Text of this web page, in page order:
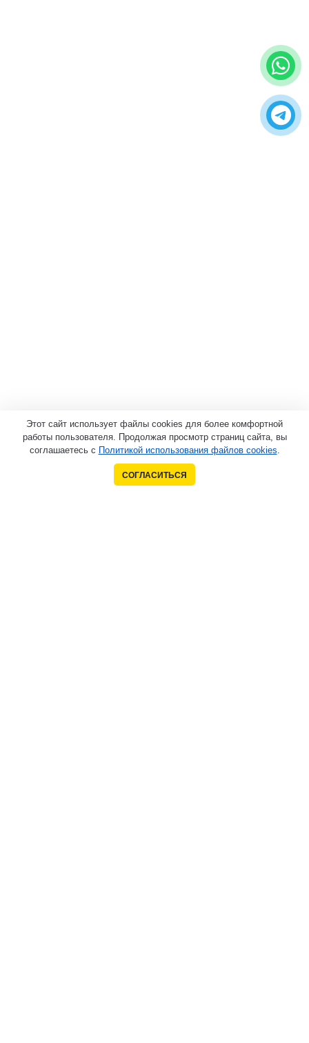
Этот сайт использует файлы cookies для более комфортной
работы пользователя. Продолжая просмотр страниц сайта, вы
соглашаетесь с Политикой использования файлов cookies.
СОГЛАСИТЬСЯ